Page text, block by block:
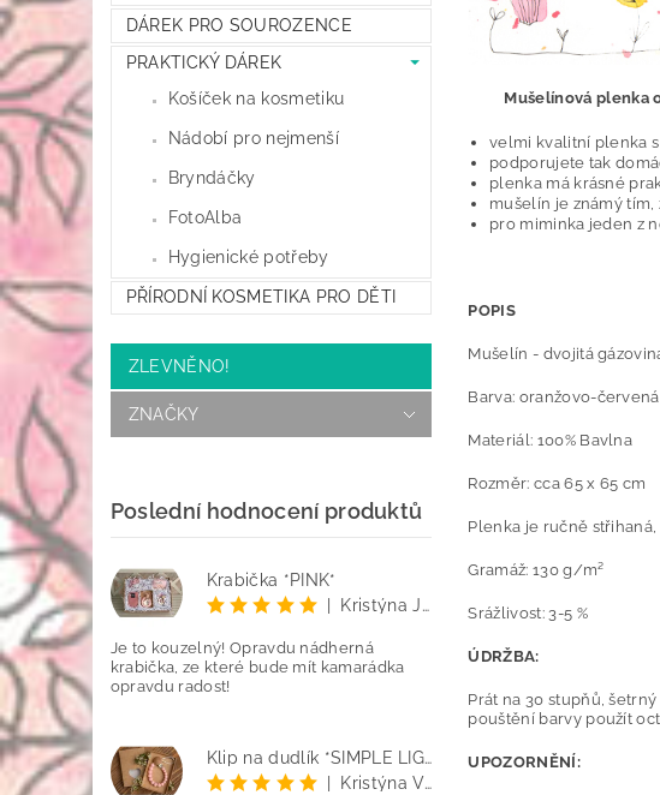
DÁREK PRO SOUROZENCE
PRAKTICKÝ DÁREK
Košíček na kosmetiku
Nádobí pro nejmenší
Bryndáčky
FotoAlba
Hygienické potřeby
PŘÍRODNÍ KOSMETIKA PRO DĚTI
ZLEVNĚNO!
ZNAČKY
Poslední hodnocení produktů
Krabička *PINK*
Kristýna Jenčo
Je to kouzelný! Opravdu nádherná
krabička, ze které bude mít kamarádka
opravdu radost!
Klip na dudlík *SIMPLE LIGHT PINK*
Kristýna Vetyšková
Mušelínová plenka
velmi kvalitní plenka
podporujete tak
plenka má krásné
mušelín je známý
pro miminka jeden z
POPIS
Mušelín - dvojitá
Barva: oranžovo-červená
Materiál: 100% Bavlna
Rozměr: cca 65 x 65 cm
Plenka je ručně
Gramáž: 130 g/m²
Srážlivost: 3-5 %
ÚDRŽBA:
Prát na 30 stupňů,
pouštění barvy použít
UPOZORNĚNÍ: